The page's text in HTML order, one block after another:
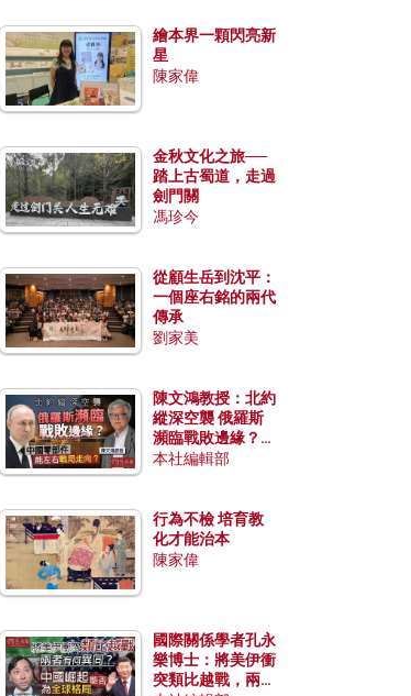
繪本界一顆閃亮新
星
陳家偉
金秋文化之旅──
踏上古蜀道，走過
劍門關
馮珍今
從顧生岳到沈平：
一個座右銘的兩代
傳承
劉家美
陳文鴻教授：北約
縱深空襲 俄羅斯
瀕臨戰敗邊緣？中
國零部件能左右戰
本社編輯部
行為不檢 培育教
化才能治本
陳家偉
國際關係學者孔永
樂博士：將美伊衝
突類比越戰，兩者